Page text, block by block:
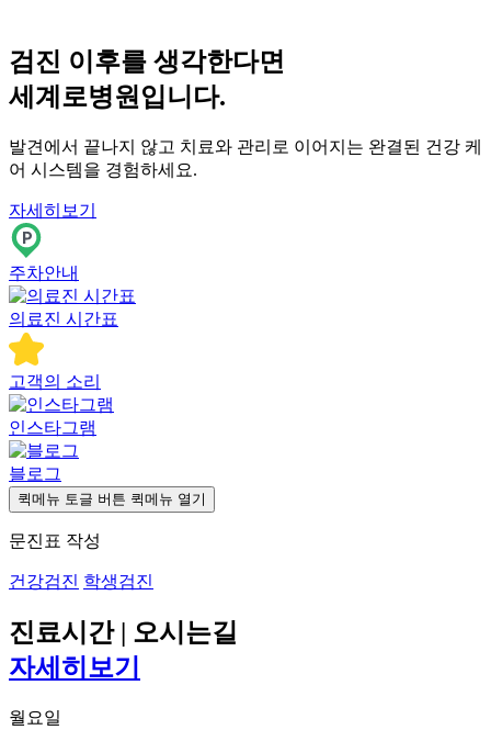
검진 이후를 생각한다면
세계로병원입니다.
발견에서 끝나지 않고 치료와 관리로 이어지는 완결된 건강 케
어 시스템을 경험하세요.
자세히보기
주차안내
의료진 시간표
고객의 소리
인스타그램
블로그
퀵메뉴 토글 버튼 퀵메뉴 열기
문진표 작성
건강검진 학생검진
진료시간 | 오시는길
자세히보기
월요일